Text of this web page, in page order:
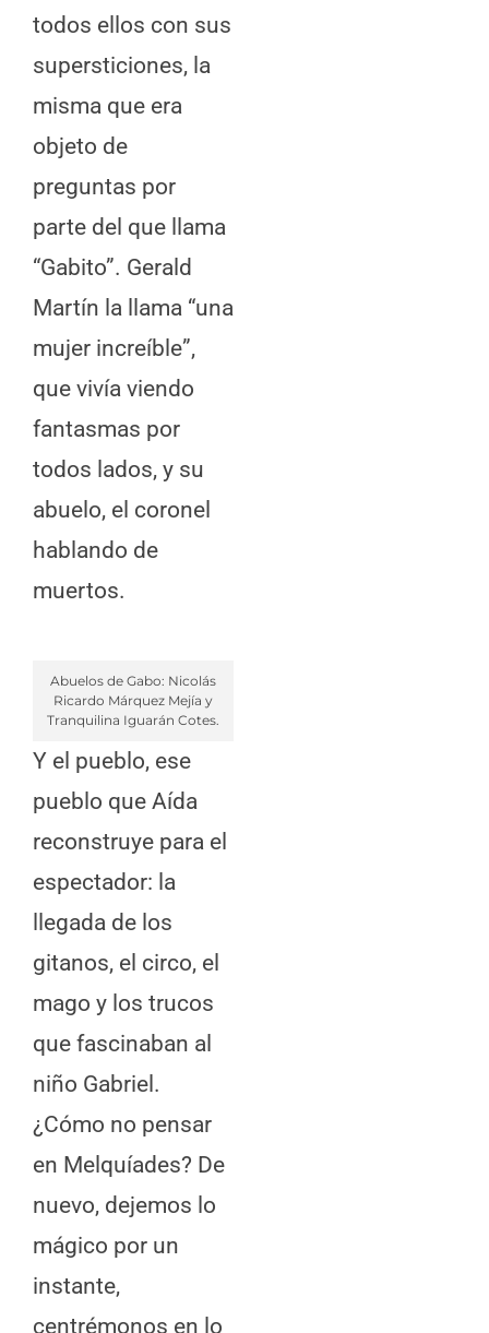
todos ellos con sus
supersticiones, la
misma que era
objeto de
preguntas por
parte del que llama
“Gabito”. Gerald
Martín la llama “una
mujer increíble”,
que vivía viendo
fantasmas por
todos lados, y su
abuelo, el coronel
hablando de
muertos.
Abuelos de Gabo: Nicolás
Ricardo Márquez Mejía y
Tranquilina Iguarán Cotes.
Y el pueblo, ese
pueblo que Aída
reconstruye para el
espectador: la
llegada de los
gitanos, el circo, el
mago y los trucos
que fascinaban al
niño Gabriel.
¿Cómo no pensar
en Melquíades? De
nuevo, dejemos lo
mágico por un
instante,
centrémonos en lo